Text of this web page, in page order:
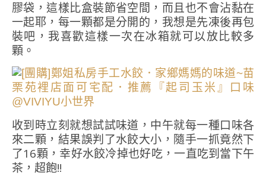
膠袋，這樣比盒裝節省空間，而且也不會沾黏在
一起耶，每一顆都是分開的，我想是先凍後再包
裝吧，我喜歡這樣一次在冰箱就可以放比較多
顆。
收到時立刻就想試試味道，中午就每一種口味各
來二顆，結果誤判了水餃大小，隨手一抓竟然下
了16顆，幸好水餃冷掉也好吃，一直吃到當下午
茶，超飽!!